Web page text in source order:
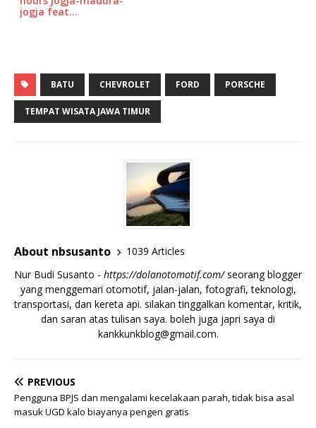
jogja feat…
BATU CHEVROLET FORD PORSCHE
TEMPAT WISATA JAWA TIMUR
About nbsusanto
1039 Articles
Nur Budi Susanto - https://dolanotomotif.com/seorang blogger
yang menggemari otomotif, jalan-jalan, fotografi, teknologi,
transportasi, dan kereta api. silakan tinggalkan komentar, kritik,
dan saran atas tulisan saya. boleh juga japri saya di
kankkunkblog@gmail.com.
PREVIOUS
Pengguna BPJS dan mengalami kecelakaan parah, tidak bisa asal
masuk UGD kalo biayanya pengen gratis